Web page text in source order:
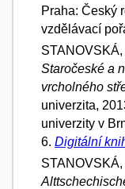
Praha: Český
vzdělávací
Staročeské a
vrcholného
univerzita,
univerzity v
6. Digitální